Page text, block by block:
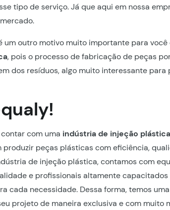
tipo de serviço. Já que aqui em nossa
um outro motivo muito importante para
, pois o processo de fabricação de peças
dos resíduos, algo muito interessante para
com uma indústria de injeção plástica
produzir peças plásticas com eficiência,
de injeção plástica, contamos com
e profissionais altamente
cada necessidade. Dessa forma, temos
projeto de maneira exclusiva e com muito